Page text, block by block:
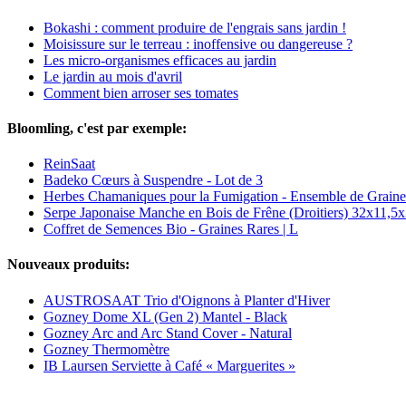
Bokashi : comment produire de l'engrais sans jardin !
Moisissure sur le terreau : inoffensive ou dangereuse ?
Les micro-organismes efficaces au jardin
Le jardin au mois d'avril
Comment bien arroser ses tomates
Bloomling, c'est par exemple:
ReinSaat
Badeko Cœurs à Suspendre - Lot de 3
Herbes Chamaniques pour la Fumigation - Ensemble de
Serpe Japonaise Manche en Bois de Frêne (Droitiers)
Coffret de Semences Bio - Graines Rares | L
Nouveaux produits:
AUSTROSAAT Trio d'Oignons à Planter d'Hiver
Gozney Dome XL (Gen 2) Mantel - Black
Gozney Arc and Arc Stand Cover - Natural
Gozney Thermomètre
IB Laursen Serviette à Café « Marguerites »